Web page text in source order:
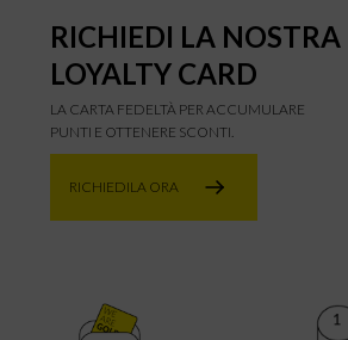
RICHIEDI LA NOSTRA
LOYALTY CARD
LA CARTA FEDELTÀ PER ACCUMULARE
PUNTI E OTTENERE SCONTI.
RICHIEDILA ORA